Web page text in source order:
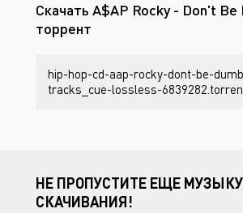
Скачать A$AP Rocky - Don't Be
торрент
hip-hop-cd-aap-rocky-dont-be-
tracks_cue-lossless-
НЕ ПРОПУСТИТЕ ЕЩЕ
СКАЧИВАНИЯ!